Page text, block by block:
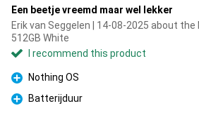
Een beetje vreemd maar wel lekker
Erik van Seggelen | 14-08-2025 about the
512GB White
I recommend this product
Pro
Nothing OS
Pro
Batterijduur